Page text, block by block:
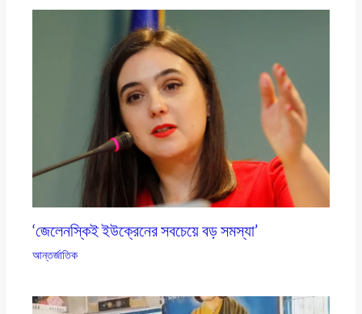
‘জেলেনস্কিই ইউক্রেনের সবচেয়ে বড় সমস্যা’
আন্তর্জাতিক